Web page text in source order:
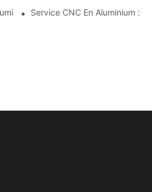
: Gestion De Projet Complète
Service CNC En Aluminium :